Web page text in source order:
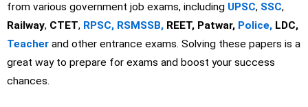
from various government job exams, including UPSC, SSC,
Railway, CTET, RPSC, RSMSSB, REET, Patwar, Police, LDC,
Teacher and other entrance exams. Solving these papers is a
great way to prepare for exams and boost your success
chances.